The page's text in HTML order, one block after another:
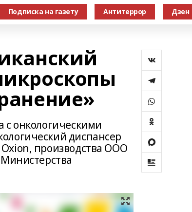
Подписка на газету Антитеррор Дзен
с онкологическими
диспансер
производства ООО